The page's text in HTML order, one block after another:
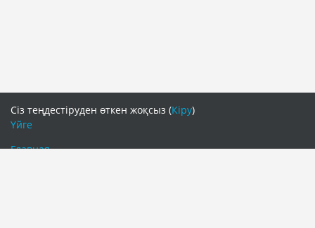
Сіз теңдестіруден өткен жоқсыз (Кіру)
Үйге
Главная